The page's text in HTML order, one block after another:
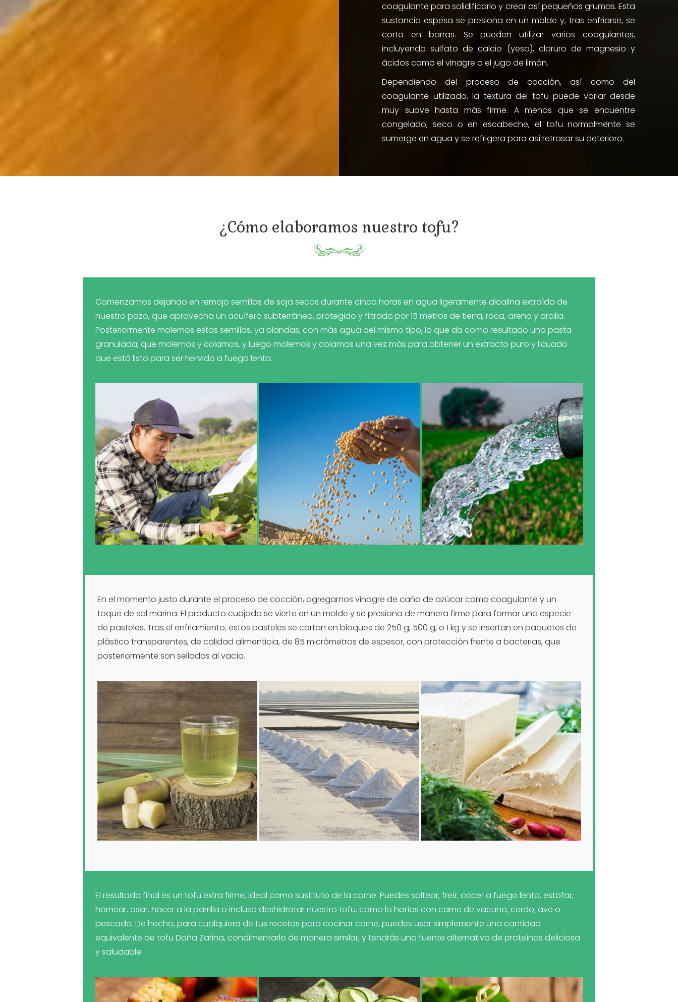
coagulante para solidificarlo y crear así pequeños grumos. Esta
sustancia espesa se presiona en un molde y, tras enfriarse, se
corta en barras. Se pueden utilizar varios coagulantes,
incluyendo sulfato de calcio (yeso), cloruro de magnesio y
ácidos como el vinagre o el jugo de limón.
Dependiendo del proceso de cocción, así como del
coagulante utilizado, la textura del tofu puede variar desde
muy suave hasta más firme. A menos que se encuentre
congelado, seco o en escabeche, el tofu normalmente se
sumerge en agua y se refrigera para así retrasar su deterioro.
¿Cómo elaboramos nuestro tofu?
Comenzamos dejando en remojo semillas de soja secas durante cinco horas en agua ligeramente alcalina extraída de
nuestro pozo, que aprovecha un acuífero subterráneo, protegido y filtrado por 15 metros de tierra, roca, arena y arcilla.
Posteriormente molemos estas semillas, ya blandas, con más agua del mismo tipo, lo que da como resultado una pasta
granulada, que molemos y colamos, y luego molemos y colamos una vez más para obtener un extracto puro y licuado
que está listo para ser hervido a fuego lento.
En el momento justo durante el proceso de cocción, agregamos vinagre de caña de azúcar como coagulante y un
toque de sal marina. El producto cuajado se vierte en un molde y se presiona de manera firme para formar una especie
de pasteles. Tras el enfriamiento, estos pasteles se cortan en bloques de 250 g, 500 g, o 1 kg y se insertan en paquetes de
plástico transparentes, de calidad alimenticia, de 85 micrómetros de espesor, con protección frente a bacterias, que
posteriormente son sellados al vacío.
El resultado final es un tofu extra firme, ideal como sustituto de la carne. Puedes saltear, freír, cocer a fuego lento, estofar,
hornear, asar, hacer a la parrilla o incluso deshidratar nuestro tofu, como lo harías con carne de vacuno, cerdo, ave o
pescado. De hecho, para cualquiera de tus recetas para cocinar carne, puedes usar simplemente una cantidad
equivalente de tofu Doña Zarina, condimentarlo de manera similar, y tendrás una fuente alternativa de proteínas deliciosa
y saludable.